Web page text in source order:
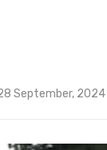
September, 2024